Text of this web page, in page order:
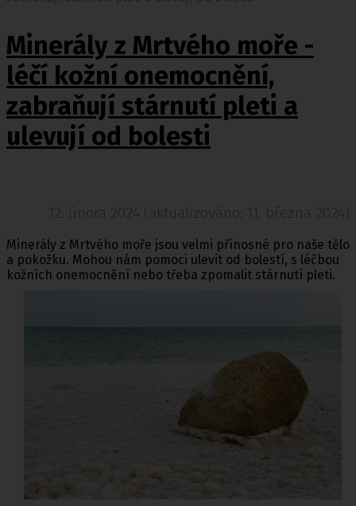
Minerály z Mrtvého moře -
léčí kožní onemocnění,
zabraňují stárnutí pleti a
ulevují od bolesti
12. února 2024 (aktualizováno: 11. března 2024)
Minerály z Mrtvého moře jsou velmi přínosné pro naše tělo
a pokožku. Mohou nám pomoci ulevit od bolestí, s léčbou
kožních onemocnění nebo třeba zpomalit stárnutí pleti.